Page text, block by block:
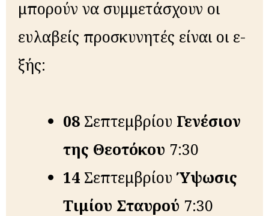
μπο­ρούν να συμ­με­τά­σχουν οι
ευλα­βείς προ­σκυ­νη­τές είναι οι ε­
ξής:
08 Σεπτεμβρίου Γενέσιον
της Θε­ο­τό­κου 7:30
14 ΣεπτεμβρίουΎψωσις
Τιμίου Σταυρού 7:30